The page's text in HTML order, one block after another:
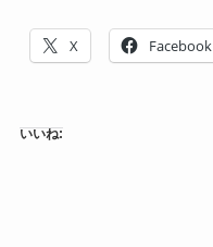
X Facebook
いいね: